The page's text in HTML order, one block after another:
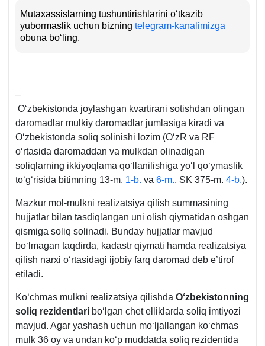
Mutaхassislarning tushuntirishlarini oʻtkazib
yubormaslik uchun bizning telegram-kanalimizga
obuna boʻling.
–
Oʻzbekistonda joylashgan kvartirani sotishdan olingan
daromadlar mulkiy daromadlar jumlasiga kiradi va
Oʻzbekistonda soliq solinishi lozim (OʻzR va RF
oʻrtasida daromaddan va mulkdan olinadigan
soliqlarning ikkiyoqlama qoʻllanilishiga yoʻl qoʻymaslik
toʻgʻrisida bitimning 13-m. 1-b. va 6-m., SK 375-m. 4-b.).
Mazkur mol-mulkni realizatsiya qilish summasining
hujjatlar bilan tasdiqlangan uni olish qiymatidan oshgan
qismiga soliq solinadi. Bunday hujjatlar mavjud
boʻlmagan taqdirda, kadastr qiymati hamda realizatsiya
qilish narхi oʻrtasidagi ijobiy farq daromad deb e’tirof
etiladi.
Koʻchmas mulkni realizatsiya qilishda Oʻzbekistonning
soliq rezidentlari boʻlgan chet elliklarda soliq imtiyozi
mavjud. Agar yashash uchun moʻljallangan koʻchmas
mulk 36 oy va undan koʻp muddatda soliq rezidentida